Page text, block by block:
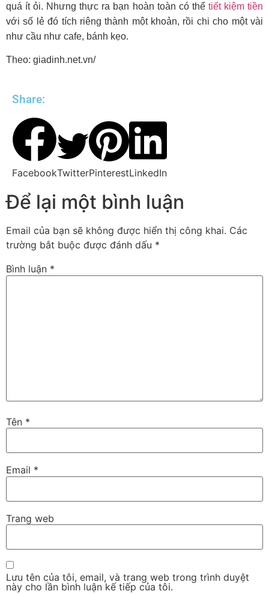
quá ít ỏi. Nhưng thực ra bạn hoàn toàn có thể tiết kiệm tiền
với số lẻ đó tích riêng thành một khoản, rồi chi cho một vài
như cầu như cafe, bánh kẹo.
Theo: giadinh.net.vn/
Share:
FacebookTwitterPinterestLinkedIn
Để lại một bình luận
Email của bạn sẽ không được hiển thị công khai. Các
trường bắt buộc được đánh dấu *
Bình luận *
Tên *
Email *
Trang web
Lưu tên của tôi, email, và trang web trong trình duyệt
này cho lần bình luận kế tiếp của tôi.